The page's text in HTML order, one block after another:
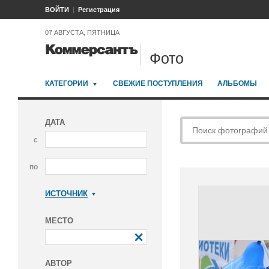
ВОЙТИ Регистрация
07 АВГУСТА, ПЯТНИЦА
Фото
КАТЕГОРИИ СВЕЖИЕ ПОСТУПЛЕНИЯ АЛЬБОМЫ
ДАТА
с
по
ИСТОЧНИК
МЕСТО
АВТОР